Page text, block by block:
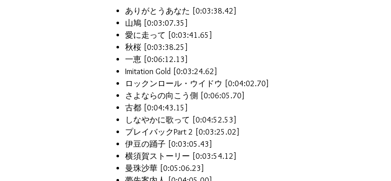
ありがとうあなた [0:03:38.42]
山鳩 [0:03:07.35]
愛に走って [0:03:41.65]
秋桜 [0:03:38.25]
一恵 [0:06:12.13]
Imitation Gold [0:03:24.62]
ロックンロール・ウイドウ [0:04:02.70]
さよならの向こう側 [0:06:05.70]
古都 [0:04:43.15]
しなやかに歌って [0:04:52.53]
プレイバックPart 2 [0:03:25.02]
伊豆の踊子 [0:03:05.43]
横須賀ストーリー [0:03:54.12]
曼珠沙華 [0:05:06.23]